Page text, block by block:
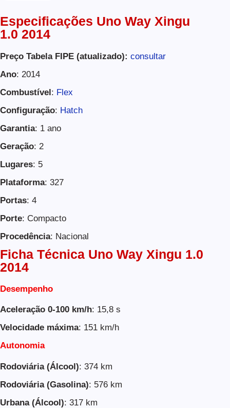
Especificações Uno Way Xingu
1.0 2014
Preço Tabela FIPE (atualizado): consultar
Ano: 2014
Combustível: Flex
Configuração: Hatch
Garantia: 1 ano
Geração: 2
Lugares: 5
Plataforma: 327
Portas: 4
Porte: Compacto
Procedência: Nacional
Ficha Técnica Uno Way Xingu 1.0
2014
Desempenho
Aceleração 0-100 km/h: 15,8 s
Velocidade máxima: 151 km/h
Autonomia
Rodoviária (Álcool): 374 km
Rodoviária (Gasolina): 576 km
Urbana (Álcool): 317 km